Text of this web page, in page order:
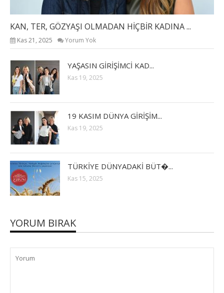
KAN, TER, GÖZYAŞI OLMADAN HİÇBİR KADINA ...
Kas 21, 2025 Yorum Yok
YAŞASIN GİRİŞİMCİ KAD...
Kas 19, 2025
19 KASIM DÜNYA GİRİŞİM...
Kas 19, 2025
TÜRKİYE DÜNYADAKİ BÜT�...
Kas 15, 2025
YORUM BIRAK